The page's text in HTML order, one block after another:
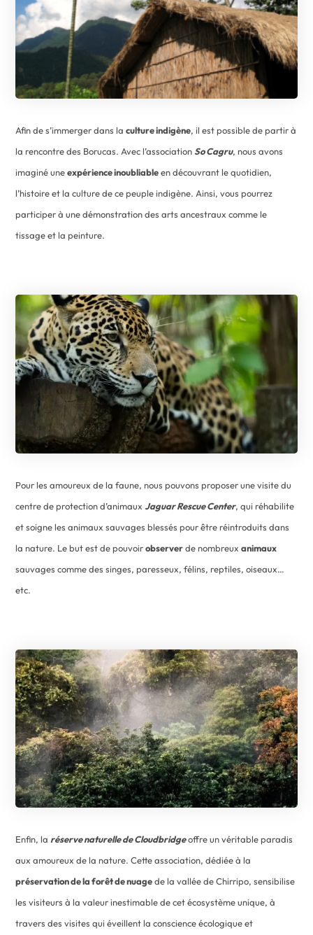
Afin de s’immerger dans laculture indigène, il est possible de partir à
la rencontre des Borucas. Avec l’associationSo Cagru, nous avons
imaginé uneexpérience inoubliableen découvrant le quotidien,
l’histoire et la culture de ce peuple indigène. Ainsi, vous pourrez
participer à une démonstration des arts ancestraux comme le
tissage et la peinture.
Pour les amoureux de la faune, nous pouvons proposer une visite du
centre de protection d’animauxJaguar Rescue Center, qui réhabilite
et soigne les animaux sauvages blessés pour être réintroduits dans
la nature. Le but est de pouvoirobserverde nombreuxanimaux
sauvages comme des singes, paresseux, félins, reptiles, oiseaux…
etc.
Enfin, laréserve naturelle de Cloudbridgeoffre un véritable paradis
aux amoureux de la nature. Cette association, dédiée à la
préservation de la forêt de nuagede la vallée de Chirripo, sensibilise
les visiteurs à la valeur inestimable de cet écosystème unique, à
travers des visites qui éveillent la conscience écologique et